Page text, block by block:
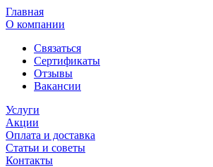
Главная
О компании
Связаться
Сертификаты
Отзывы
Вакансии
Услуги
Акции
Оплата и доставка
Статьи и советы
Контакты